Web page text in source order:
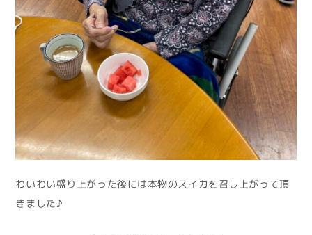
わいわい盛り上がった後には本物のスイカを召し上がって頂
きました♪